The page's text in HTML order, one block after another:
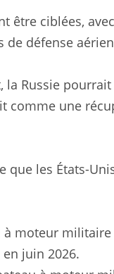
être ciblées,
de défense
Russie
comme une
que les États-
moteur
juin 2026.